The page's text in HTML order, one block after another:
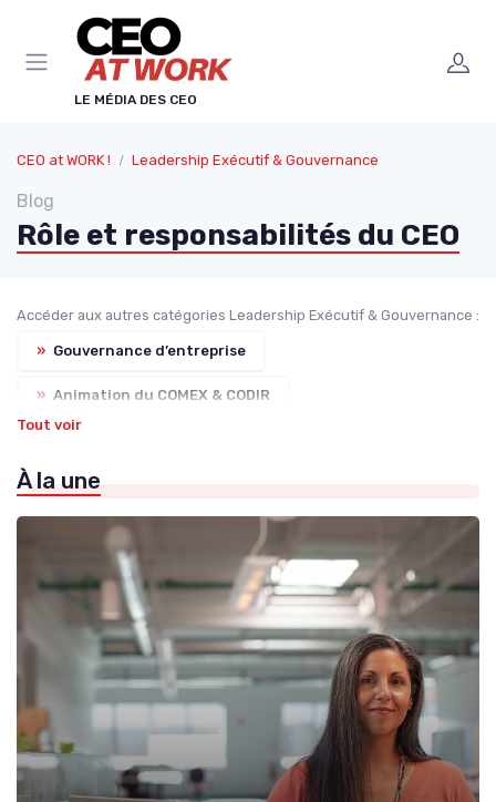
LE MÉDIA DES CEO
CEO at WORK ! Leadership Exécutif & Gouvernance
Blog
Rôle et responsabilités du CEO
Accéder aux autres catégories Leadership Exécutif & Gouvernance :
» Gouvernance d’entreprise
» Animation du COMEX & CODIR
» Relation avec les actionnaires & investisseurs
Culture d’entreprise & alignement
Tout voir
À la une
Panneau de gestion des cookies